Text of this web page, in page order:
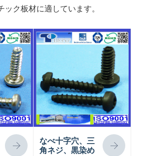
ック板材に適しています。
なべ十字穴、三
角ネジ、黒染め